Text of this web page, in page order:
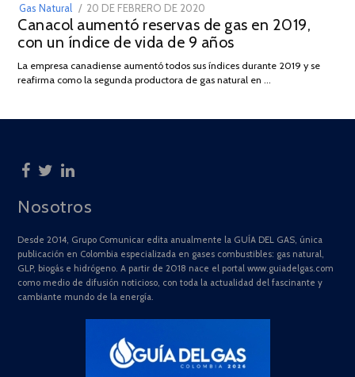
Gas Natural
POSTED
ON
20 DE FEBRERO DE 2020
DE
JULIO
2025
Canacol aumentó reservas de gas en 2019,
con un índice de vida de 9 años
La empresa canadiense aumentó todos sus índices durante 2019 y se
reafirma como la segunda productora de gas natural en …
Nosotros
Desde 2014, Grupo Comunicar edita anualmente la GUÍA DEL GAS, única
publicación en Colombia especializada en gases combustibles: gas natural,
GLP, biogás e hidrógeno. A partir de 2018 nace el portal www.guiadelgas.com
como medio de difusión noticioso, con toda la actualidad del fascinante y
cambiante mundo de la energía.